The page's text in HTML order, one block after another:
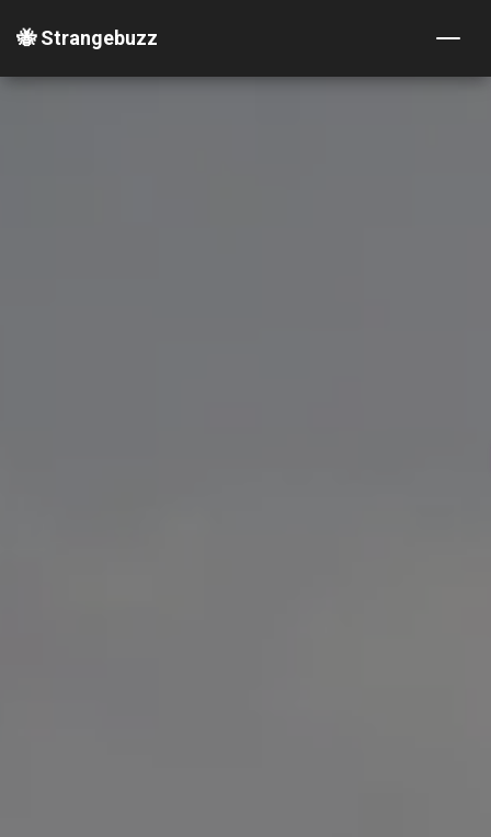
🐝 Strangebuzz